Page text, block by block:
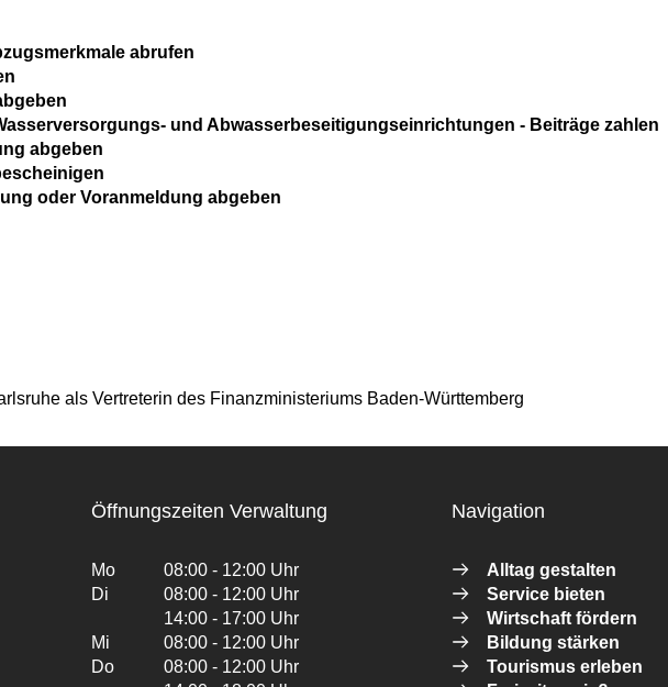
abrufen
und Abwasserbeseitigungseinrichtungen - Beiträge zahlen
abgeben
oder Voranmeldung abgeben
als Vertreterin des Finanzministeriums Baden-Württemberg
Öffnungszeiten Verwaltung
Mo
08:00 - 12:00 Uhr
Di
08:00 - 12:00 Uhr
14:00 - 17:00 Uhr
Mi
08:00 - 12:00 Uhr
Do
08:00 - 12:00 Uhr
Navigation
Alltag gestalten
Service bieten
Wirtschaft fördern
Bildung stärken
Tourismus erleben